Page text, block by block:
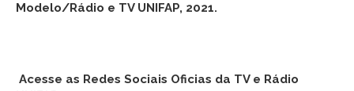
Modelo/Rádio e TV UNIFAP, 2021.
Acesse as Redes Sociais Oficias da TV e Rádio